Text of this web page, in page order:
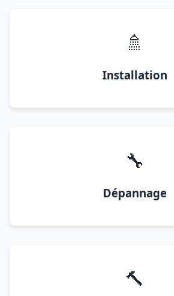
🚿
Installation
🔧
Dépannage
🔨